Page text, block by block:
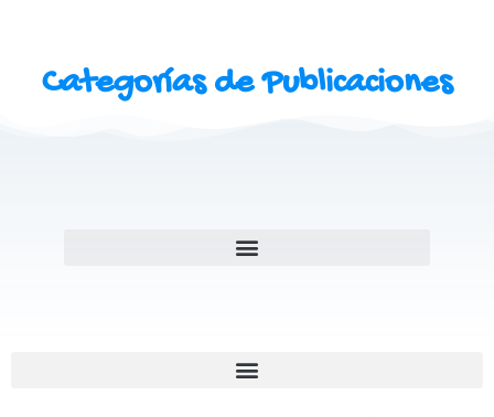
Categorías de Publicaciones